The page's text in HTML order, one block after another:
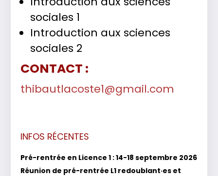
sociales 1
Introduction aux sciences
sociales 2
CONTACT :
thibautlacoste1@gmail.com
INFOS RÉCENTES
Pré-rentrée en Licence 1 : 14-18 septembre 2026
Réunion de pré-rentrée L1 redoublant·es et